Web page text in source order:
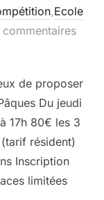
,Ecole
commentaires
de proposer
Du jeudi
17h 80€ les 3
résident)
Inscription
limitées